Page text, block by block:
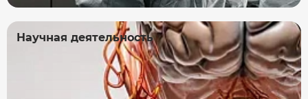
Научная деятельность